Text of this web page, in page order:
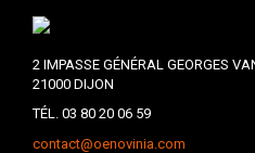
2 IMPASSE GÉNÉRAL GEORGES
21000 DIJON
TÉL. 03 80 20 06 59
contact@oenovinia.com